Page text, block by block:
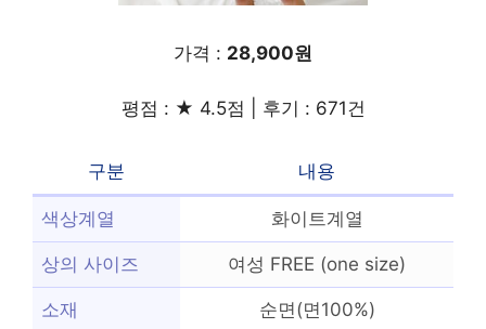
가격 : 28,900원
평점 : ★ 4.5점 | 후기 : 671건
구분 내용
색상계열 화이트계열
상의 사이즈 여성 FREE (one size)
소재 순면(면100%)